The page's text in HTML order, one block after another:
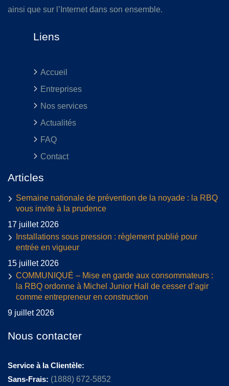
ainsi que sur l’Internet dans son ensemble.
Liens
Accueil
Entreprises
Nos services
Actualités
FAQ
Contact
Articles
Semaine nationale de prévention de la noyade : la RBQ
vous invite à la prudence
17 juillet 2026
Installations sous pression : règlement publié pour
entrée en vigueur
15 juillet 2026
COMMUNIQUÉ – Mise en garde aux consommateurs :
la RBQ ordonne à Michel Junior Hall de cesser d’agir
comme entrepreneur en construction
9 juillet 2026
Nous contacter
Service à la Clientèle:
Sans-Frais: (1888) 672-5852